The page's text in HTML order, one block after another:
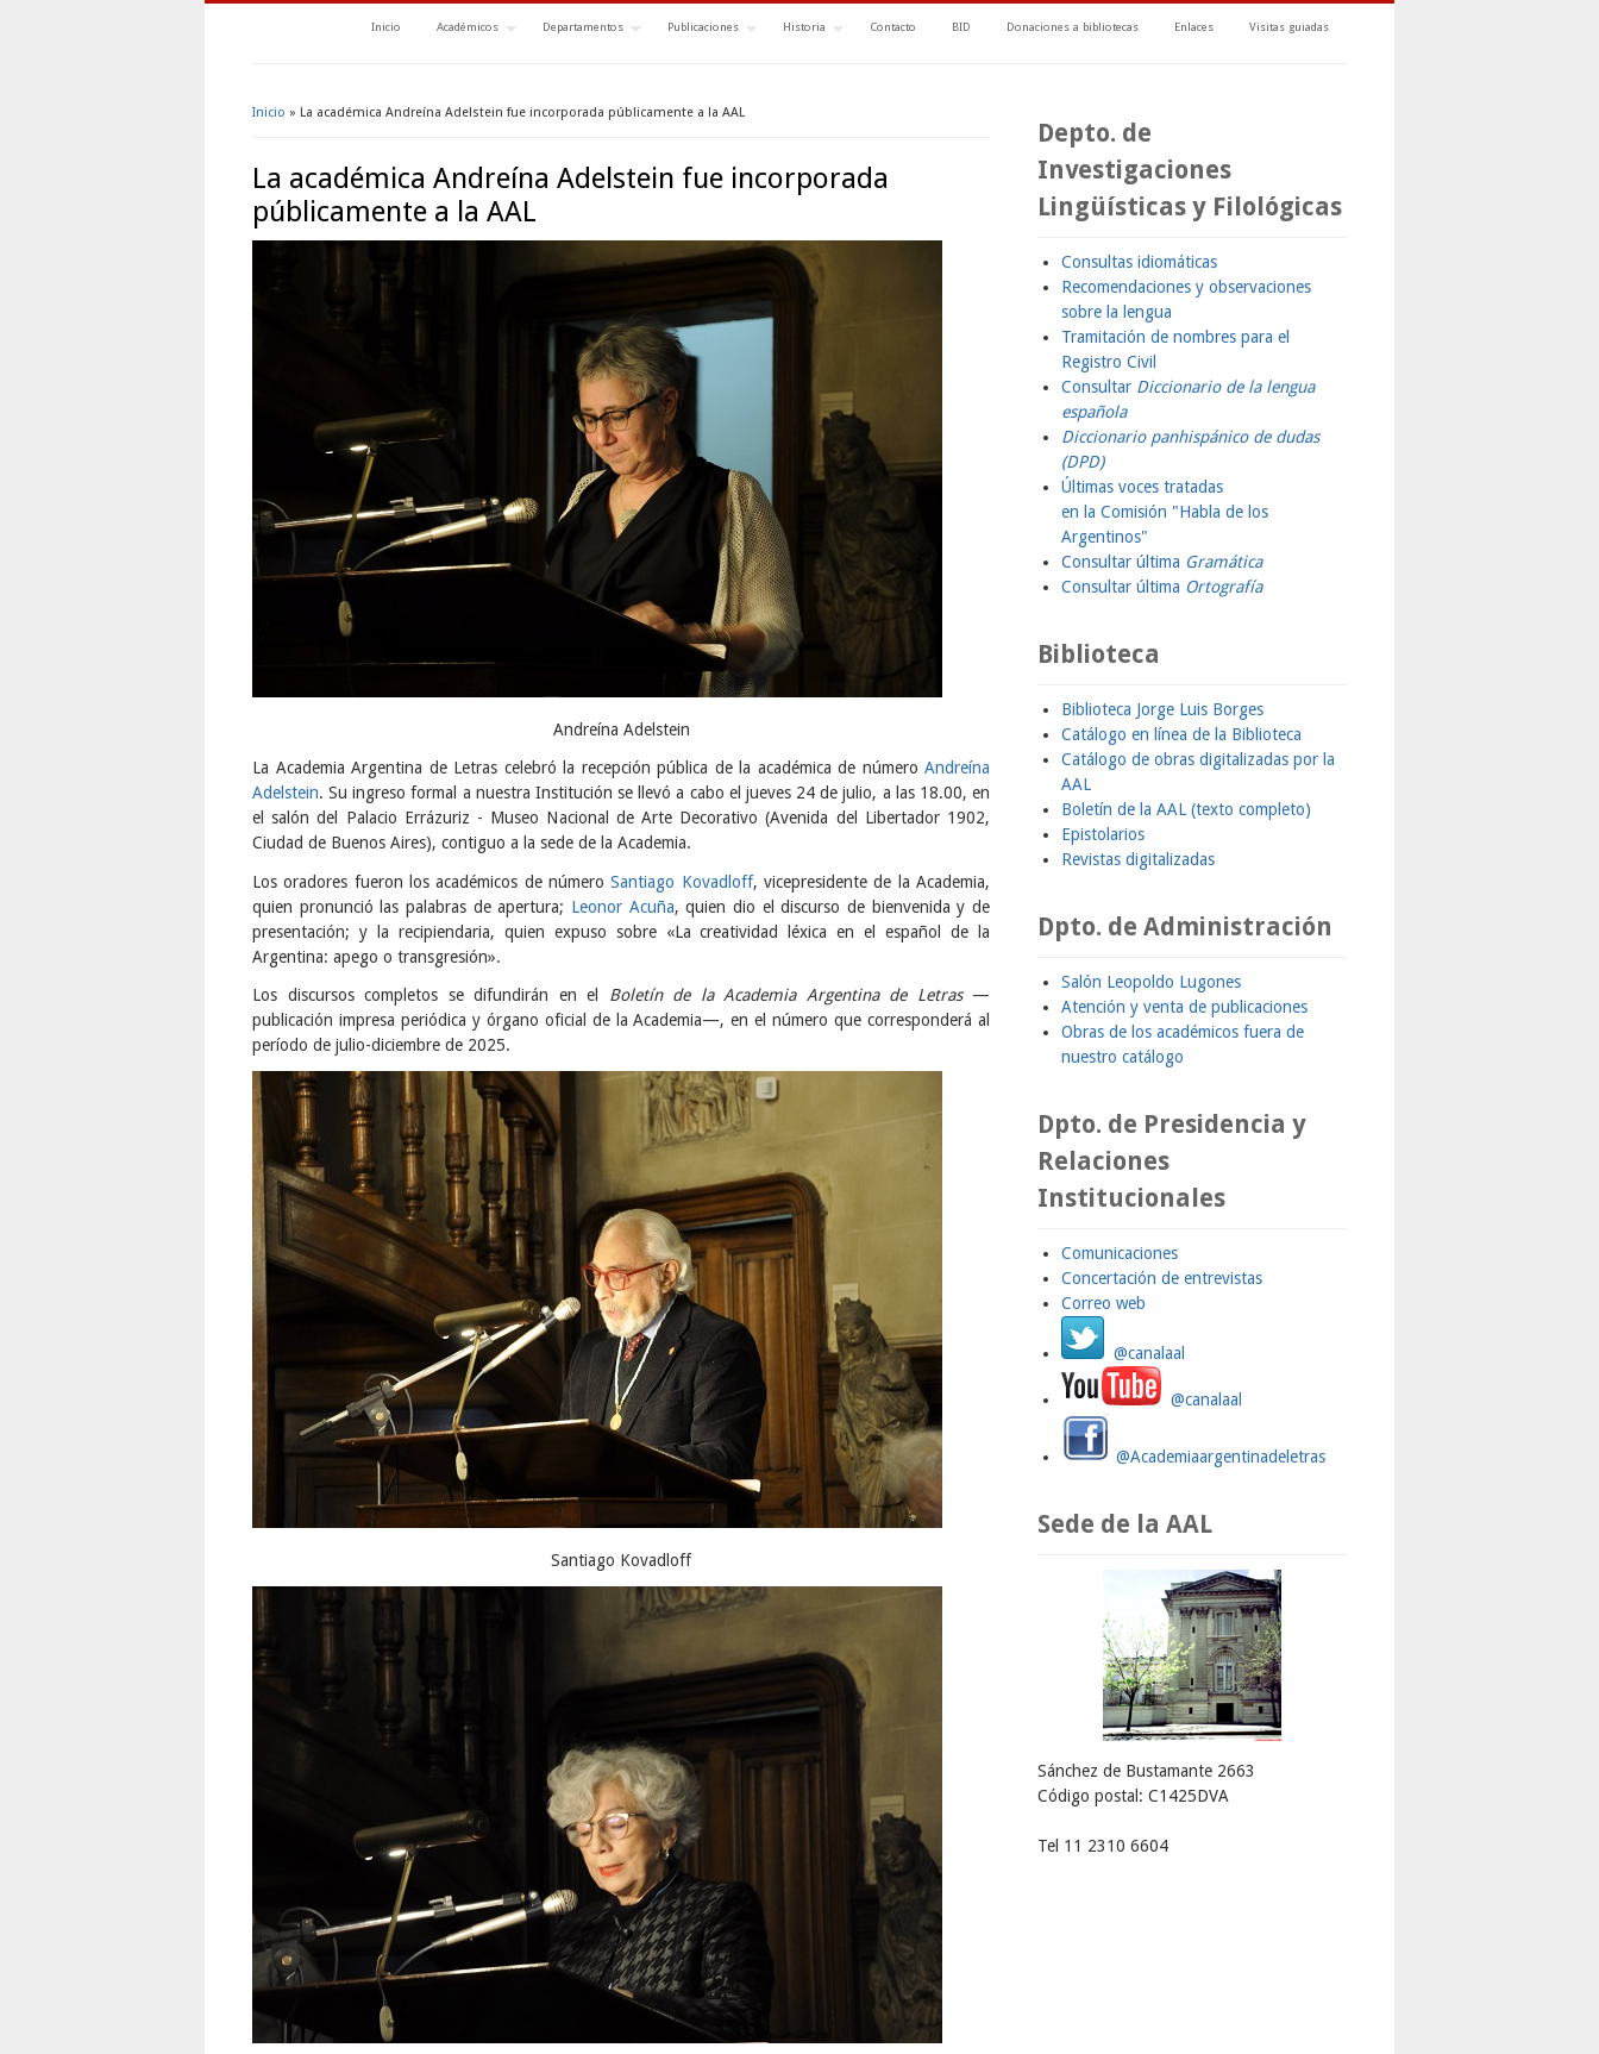
Inicio Académicos Departamentos Publicaciones Historia Contacto BID Donaciones a bibliotecas Enlaces Visitas guiadas
Inicio » La académica Andreína Adelstein fue incorporada públicamente a la AAL
La académica Andreína Adelstein fue incorporada
públicamente a la AAL
Andreína Adelstein
La Academia Argentina de Letras celebró la recepción pública de la académica de número Andreína
Adelstein. Su ingreso formal a nuestra Institución se llevó a cabo el jueves 24 de julio, a las 18.00, en
el salón del Palacio Errázuriz - Museo Nacional de Arte Decorativo (Avenida del Libertador 1902,
Ciudad de Buenos Aires), contiguo a la sede de la Academia.
Los oradores fueron los académicos de númeroSantiago Kovadloff, vicepresidente de la Academia,
quien pronunció las palabras de apertura; Leonor Acuña, quien dio el discurso de bienvenida y de
presentación; y la recipiendaria, quien expuso sobre «La creatividad léxica en el español de la
Argentina: apego o transgresión».
Los discursos completos se difundirán en el Boletín de la Academia Argentina de Letras—
publicación impresa periódica y órgano oficial de la Academia—, en el número que corresponderá al
período de julio-diciembre de 2025.
Santiago Kovadloff
Depto. de
Investigaciones
Lingüísticas y Filológicas
Consultas idiomáticas
Recomendaciones y observaciones
sobre la lengua
Tramitación de nombres para el
Registro Civil
Consultar Diccionario de la lengua
española
Diccionario panhispánico de dudas
(DPD)
Últimas voces tratadas
en la Comisión "Habla de los
Argentinos"
Consultar última Gramática
Consultar última Ortografía
Biblioteca
Biblioteca Jorge Luis Borges
Catálogo en línea de la Biblioteca
Catálogo de obras digitalizadas por la
AAL
Boletín de la AAL (texto completo)
Epistolarios
Revistas digitalizadas
Dpto. de Administración
Salón Leopoldo Lugones
Atención y venta de publicaciones
Obras de los académicos fuera de
nuestro catálogo
Dpto. de Presidencia y
Relaciones
Institucionales
Comunicaciones
Concertación de entrevistas
Correo web
@canalaal
@canalaal
@Academiaargentinadeletras
Sede de la AAL
Sánchez de Bustamante 2663
Código postal: C1425DVA
Tel 11 2310 6604